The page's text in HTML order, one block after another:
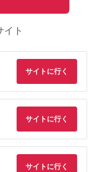
イト
サイトに行く
サイトに行く
サイトに行く